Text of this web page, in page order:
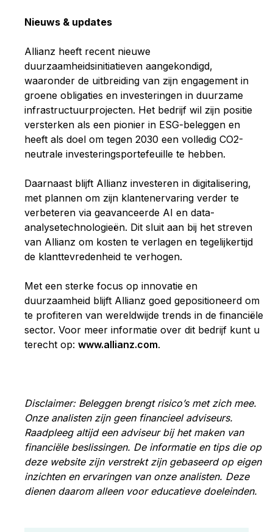
Nieuws & updates
Allianz heeft recent nieuwe
duurzaamheidsinitiatieven aangekondigd,
waaronder de uitbreiding van zijn engagement in
groene obligaties en investeringen in duurzame
infrastructuurprojecten. Het bedrijf wil zijn positie
versterken als een pionier in ESG-beleggen en
heeft als doel om tegen 2030 een volledig CO2-
neutrale investeringsportefeuille te hebben.
Daarnaast blijft Allianz investeren in digitalisering,
met plannen om zijn klantenervaring verder te
verbeteren via geavanceerde AI en data-
analysetechnologieën. Dit sluit aan bij het streven
van Allianz om kosten te verlagen en tegelijkertijd
de klanttevredenheid te verhogen.
Met een sterke focus op innovatie en
duurzaamheid blijft Allianz goed gepositioneerd om
te profiteren van wereldwijde trends in de financiële
sector. Voor meer informatie over dit bedrijf kunt u
terecht op: www.allianz.com.
Disclaimer: Beleggen brengt risico’s met zich mee.
Onze analisten zijn geen financieel adviseurs.
Raadpleeg altijd een adviseur bij het maken van
financiële beslissingen. De informatie en tips die op
deze website zijn verstrekt zijn gebaseerd op eigen
inzichten en ervaringen van onze analisten. Deze
dienen daarom alleen voor educatieve doeleinden.